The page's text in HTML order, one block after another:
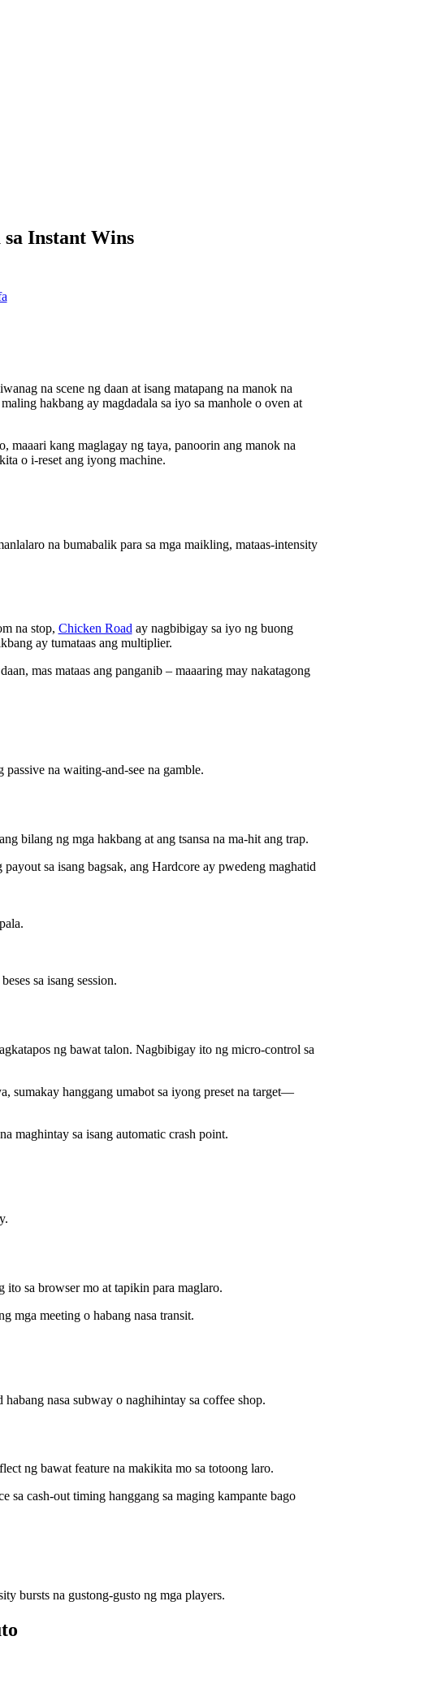
Instant Wins
na scene ng daan at isang matapang na manok na
hakbang ay magdadala sa iyo sa manhole o oven at
maaari kang maglagay ng taya, panoorin ang manok na
o i-reset ang iyong machine.
na bumabalik para sa mga maikling, mataas‑intensity
na stop, Chicken Road ay nagbibigay sa iyo ng buong
ay tumataas ang multiplier.
mas mataas ang panganib – maaaring may nakatagong
na waiting‑and‑see na gamble.
bilang ng mga hakbang at ang tsansa na ma-hit ang trap.
sa isang bagsak, ang Hardcore ay pwedeng maghatid
sa isang session.
ng bawat talon. Nagbibigay ito ng micro‑control sa
sumakay hanggang umabot sa iyong preset na target—
maghintay sa isang automatic crash point.
sa browser mo at tapikin para maglaro.
mga meeting o habang nasa transit.
nasa subway o naghihintay sa coffee shop.
ng bawat feature na makikita mo sa totoong laro.
cash‑out timing hanggang sa maging kampante bago
bursts na gustong-gusto ng mga players.